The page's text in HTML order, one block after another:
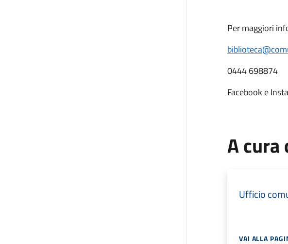
Per maggiori
0444 698874
Facebook e
A cura
Ufficio
VAI ALLA